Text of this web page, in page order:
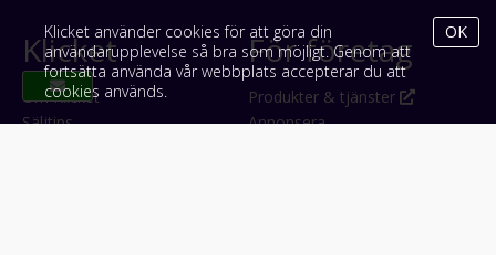
Klicket
Om Klicket
Säljtips
För företag
Produkter & tjänster
Annonsera
Klicket använder cookies för att göra din
användarupplevelse så bra som möjligt. Genom att
fortsätta använda vår webbplats accepterar du att
cookies används.
OK